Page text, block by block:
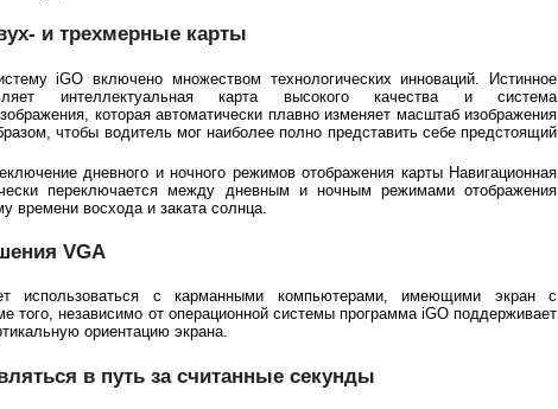
и трехмерные карты
iGO включено множеством технологических инноваций. Истинное
интеллектуальная карта высокого качества и система
которая автоматически плавно изменяет масштаб изображения
чтобы водитель мог наиболее полно представить себе предстоящий
дневного и ночного режимов отображения карты Навигационная
переключается между дневным и ночным режимами отображения
времени восхода и заката солнца.
VGA
использоваться с карманными компьютерами, имеющими экран с
того, независимо от операционной системы программа iGO поддерживает
ориентацию экрана.
в путь за считанные секунды